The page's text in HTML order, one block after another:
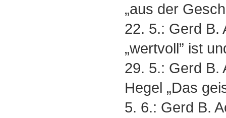
„aus der
22. 5.: Gerd B.
„wertvoll” ist
29. 5.: Gerd B.
Hegel „Das
5. 6.: Gerd B.